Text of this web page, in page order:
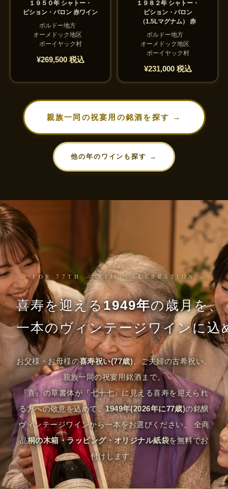
１９５０年 シャトー・
ピション・バロン 赤ワイン
ボルドー地方
オーメドック地区
ポーイヤック村
¥269,500 税込
１９８２年 シャトー・
ピション・バロン
（1.5Lマグナム） 赤
ボルドー地方
オーメドック地区
ポーイヤック村
¥231,000 税込
親族一同の祝宴用の銘酒を探す →
他の年のワインも探す →
— FOR 77TH — KIJU CELEBRATION —
喜寿を迎える1949年の歳月を、
一本のヴィンテージワインに込
お父様・お母様の喜寿祝い(77歳) 、ご夫婦の古希祝い、
親族一同の祝宴用銘酒まで。
『喜』の草書体が『七十七』に見える喜寿を迎えられ
る方への敬意を込めて、1949年(2026年に77歳)の銘醸
ヴィンテージワインから一本をお選びください。 全商
品桐の木箱・ラッピング・オリジナル紙袋を無料でお
付けします。